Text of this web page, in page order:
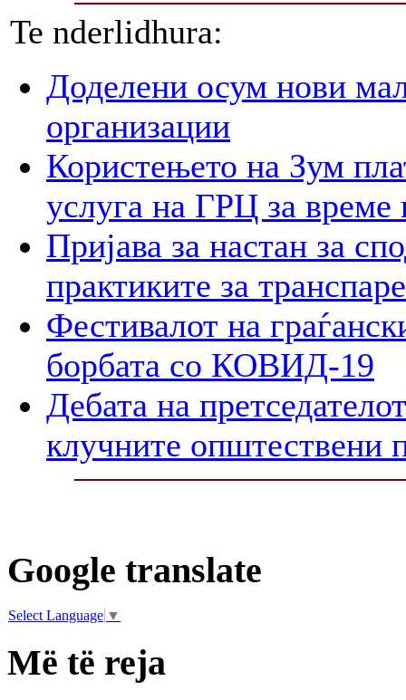
Te nderlidhura:
Доделени осум нови
организации
Користењето на Зум
услуга на ГРЦ за време
Пријава за настан за
практиките за
Фестивалот на
борбата со КОВИД-19
Дебата на
клучните општествени
Google translate
Select Language ▼
Më të reja